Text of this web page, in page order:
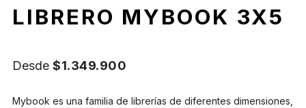
LIBRERO MYBOOK 3X5
Desde $1.349.900
Mybook es una familia de librerías de diferentes dimensiones,